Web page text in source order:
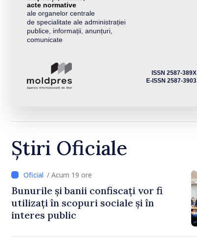
acte normative
ale organelor centrale
de specialitate ale administrației
publice, informații, anunțuri,
comunicate
ISSN 2587-389X
E-ISSN 2587-3903
Știri Oficiale
/ Acum 19 ore
Bunurile și banii confiscați vor fi
utilizați în scopuri sociale și în
interes public